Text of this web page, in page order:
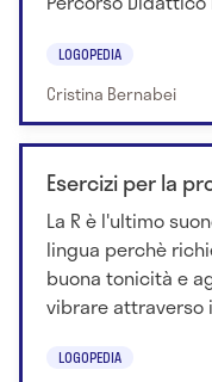
LOGOPEDIA
Cristina Bernabei
Esercizi per la
La R è l'ultimo
lingua perchè
buona tonicità e
vibrare attraverso
LOGOPEDIA